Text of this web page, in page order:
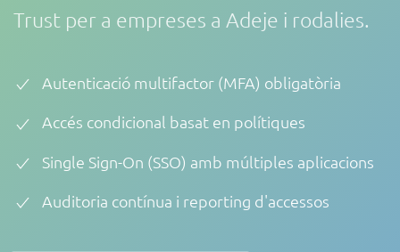
Trust per a empreses a Adeje i rodalies.
Autenticació multifactor (MFA) obligatòria
Accés condicional basat en polítiques
Single Sign-On (SSO) amb múltiples aplicacions
Auditoria contínua i reporting d'accessos